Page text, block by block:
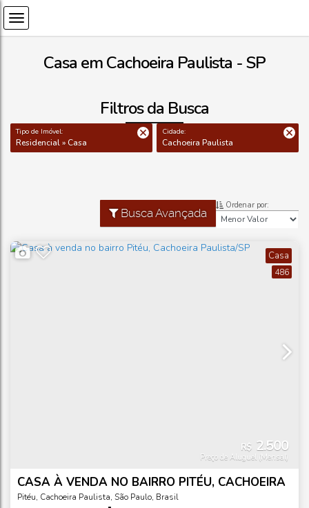
Casa em Cachoeira Paulista - SP
Filtros da Busca
Tipo de Imóvel:
Residencial » Casa
Cidade:
Cachoeira Paulista
Busca Avançada
Ordenar por:
486
Casa
R$ 2.500
Preço de Aluguel (Mensal)
CASA À VENDA NO BAIRRO PITÉU, CACHOEIRA
PAULISTA/SP
Pitéu, Cachoeira Paulista, São Paulo, Brasil